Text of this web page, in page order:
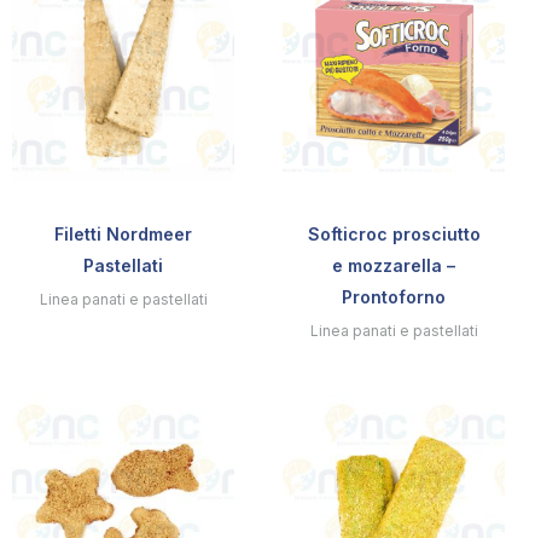
Filetti Nordmeer
Pastellati
Linea panati e pastellati
Softicroc prosciutto
e mozzarella –
Prontoforno
Linea panati e pastellati